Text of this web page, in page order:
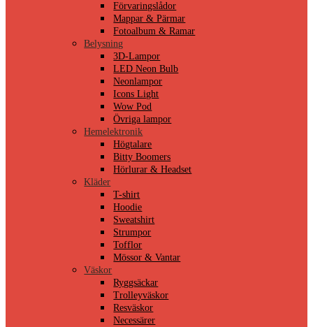
Förvaringslådor
Mappar & Pärmar
Fotoalbum & Ramar
Belysning
3D-Lampor
LED Neon Bulb
Neonlampor
Icons Light
Wow Pod
Övriga lampor
Hemelektronik
Högtalare
Bitty Boomers
Hörlurar & Headset
Kläder
T-shirt
Hoodie
Sweatshirt
Strumpor
Tofflor
Mössor & Vantar
Väskor
Ryggsäckar
Trolleyväskor
Resväskor
Necessärer